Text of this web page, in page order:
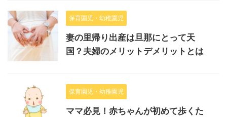
保育園児・幼稚園児
妻の里帰り出産は旦那にとって天
国？夫婦のメリットデメリットとは
保育園児・幼稚園児
ママ必見！赤ちゃんが初めて歩くた